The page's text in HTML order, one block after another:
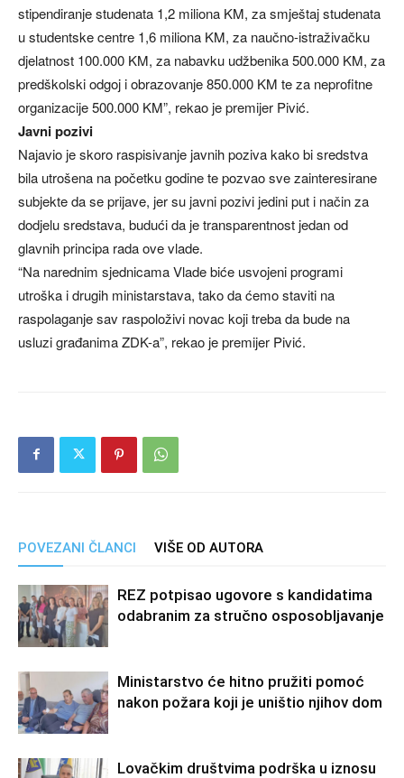
stipendiranje studenata 1,2 miliona KM, za smještaj studenata
u studentske centre 1,6 miliona KM, za naučno-istraživačku
djelatnost 100.000 KM, za nabavku udžbenika 500.000 KM, za
predškolski odgoj i obrazovanje 850.000 KM te za neprofitne
organizacije 500.000 KM”, rekao je premijer Pivić.
Javni pozivi
Najavio je skoro raspisivanje javnih poziva kako bi sredstva
bila utrošena na početku godine te pozvao sve zainteresirane
subjekte da se prijave, jer su javni pozivi jedini put i način za
dodjelu sredstava, budući da je transparentnost jedan od
glavnih principa rada ove vlade.
“Na narednim sjednicama Vlade biće usvojeni programi
utroška i drugih ministarstava, tako da ćemo staviti na
raspolaganje sav raspoloživi novac koji treba da bude na
usluzi građanima ZDK-a”, rekao je premijer Pivić.
POVEZANI ČLANCI VIŠE OD AUTORA
REZ potpisao ugovore s kandidatima
odabranim za stručno osposobljavanje
Ministarstvo će hitno pružiti pomoć
nakon požara koji je uništio njihov dom
Lovačkim društvima podrška u iznosu